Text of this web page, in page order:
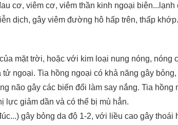
cơ, viêm cơ, viêm thần kinh ngoại
dịch, gây viêm đường hô hấp trên, thấp khớp.
mặt trời, hoặc với kim loại nung nóng,
ngoại. Tia hồng ngoại có khả năng gây
não gây các biến đổi làm say nắng. Tia hồng
lực giảm dần và có thể bị mù hẳn.
gây bỏng da độ 1-2, với liều cao gây thoái